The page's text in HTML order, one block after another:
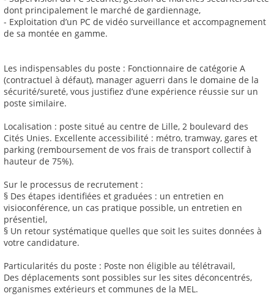
dont principalement le marché de gardiennage,
- Exploitation d’un PC de vidéo surveillance et accompagnement
de sa montée en gamme.
Les indispensables du poste : Fonctionnaire de catégorie A
(contractuel à défaut), manager aguerri dans le domaine de la
sécurité/sureté, vous justifiez d’une expérience réussie sur un
poste similaire.
Localisation : poste situé au centre de Lille, 2 boulevard des
Cités Unies. Excellente accessibilité : métro, tramway, gares et
parking (remboursement de vos frais de transport collectif à
hauteur de 75%).
Sur le processus de recrutement :
§ Des étapes identifiées et graduées : un entretien en
visioconférence, un cas pratique possible, un entretien en
présentiel,
§ Un retour systématique quelles que soit les suites données à
votre candidature.
Particularités du poste : Poste non éligible au télétravail,
Des déplacements sont possibles sur les sites déconcentrés,
organismes extérieurs et communes de la MEL.